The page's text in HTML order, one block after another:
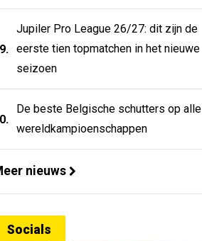
Jupiler Pro League 26/27: dit zijn de
eerste tien topmatchen in het nieuwe
seizoen
De beste Belgische schutters op alle
wereldkampioenschappen
nieuws
Socials